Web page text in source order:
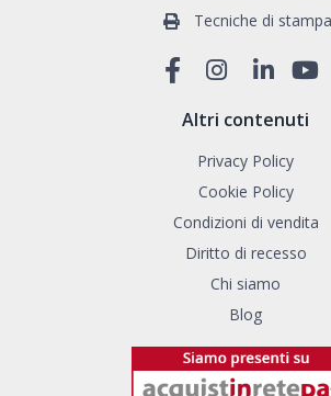
Tecniche di stampa
Altri contenuti
Privacy Policy
Cookie Policy
Condizioni di vendita
Diritto di recesso
Chi siamo
Blog